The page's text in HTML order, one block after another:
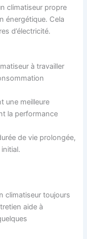
climatiseur propre
énergétique. Cela
d’électricité.
à travailler
une meilleure
la performance
de vie prolongée,
climatiseur toujours
aide à